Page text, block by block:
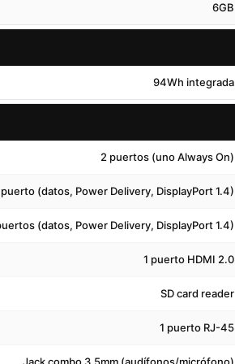
6GB
94Wh integrada
2 puertos (uno Always On)
puerto (datos, Power Delivery, DisplayPort 1.4)
(datos, Power Delivery, DisplayPort 1.4)
1 puerto HDMI 2.0
SD card reader
1 puerto RJ-45